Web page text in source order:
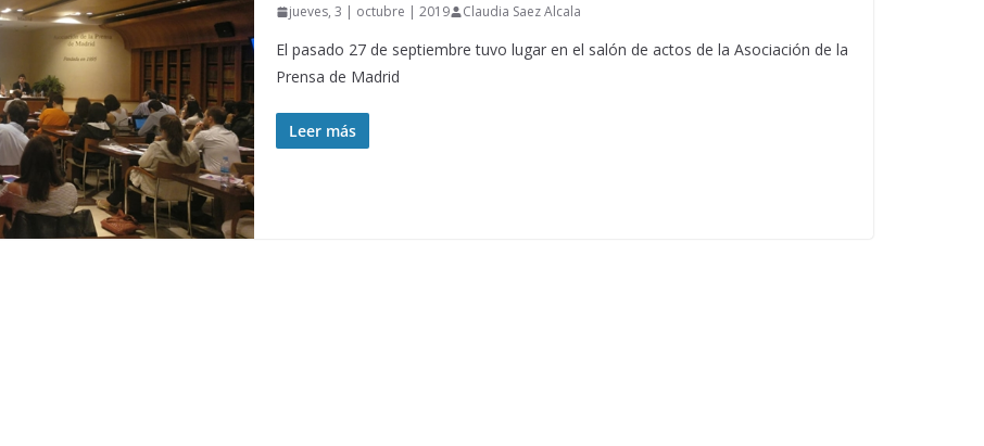
jueves, 3 | octubre | 2019 Claudia Saez Alcala
El pasado 27 de septiembre tuvo lugar en el salón de actos de la Asociación de la
Prensa de Madrid
Leer más